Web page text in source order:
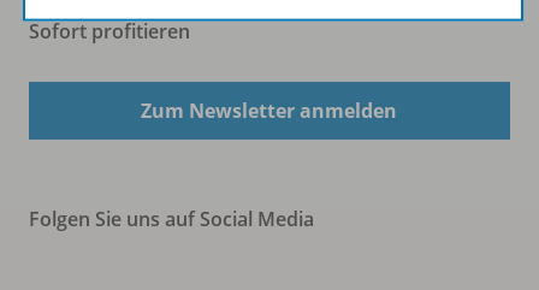
Sofort profitieren
Zum Newsletter anmelden
Folgen Sie uns auf Social Media